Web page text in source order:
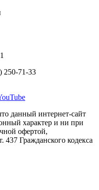
250-71-33
данный интернет-сайт
характер и ни при
офертой,
437 Гражданского кодекса